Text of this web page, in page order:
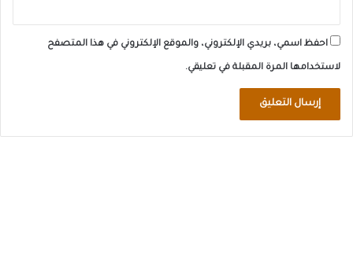
احفظ اسمي، بريدي الإلكتروني، والموقع الإلكتروني في هذا المتصفح
لاستخدامها المرة المقبلة في تعليقي.